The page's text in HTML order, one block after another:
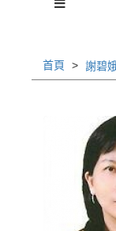
首頁 謝碧